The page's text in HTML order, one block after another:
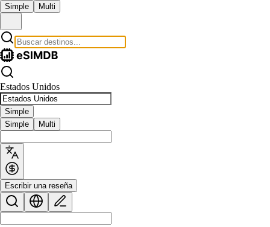
Simple Multi
Estados Unidos
Simple
Simple
Multi
Escribir una reseña